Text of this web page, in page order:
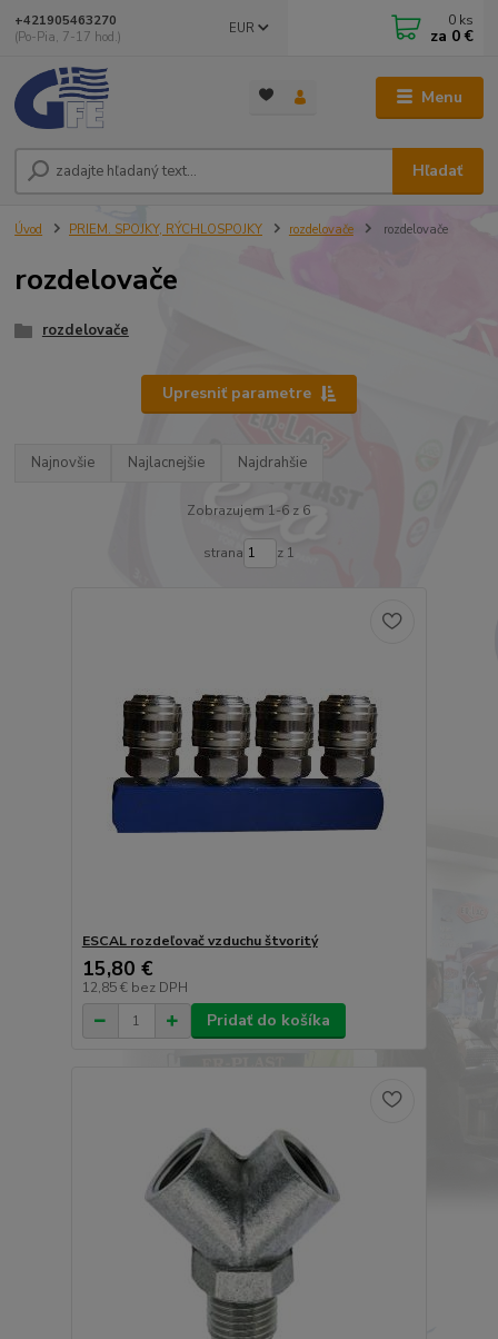
Menu
EUR
Hľadať
+421905463270
(Po-Pia, 7-17 hod.)
0 ks
za 0 €
Úvod PRIEM. SPOJKY, RÝCHLOSPOJKY rozdelovače rozdelovače
rozdelovače
rozdelovače
Upresniť parametre
Najnovšie Najlacnejšie Najdrahšie
Zobrazujem 1-6 z 6
strana z 1
ESCAL rozdeľovač vzduchu štvoritý
15,80 €
12,85 € bez DPH
Pridať do košíka